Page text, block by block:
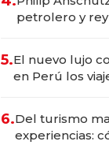
petrolero y
5.El nuevo lujo
en Perú los
6.Del turismo
experiencias: